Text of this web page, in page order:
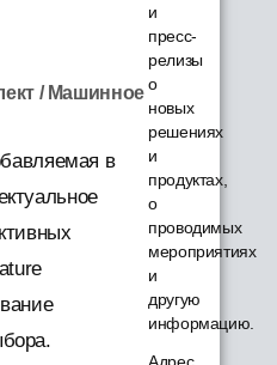
/ Машинное
в
и
пресс-
релизы
о
новых
решениях
и
продуктах,
о
проводимых
мероприятиях
и
другую
информацию.